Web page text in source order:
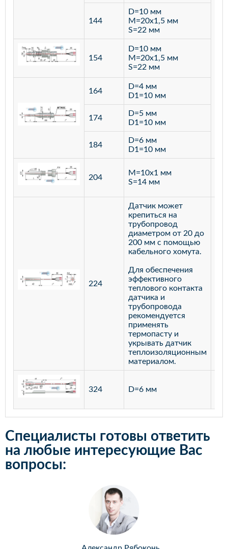
144
D=10 мм
M=20х1,5 мм
S=22 мм
154
D=10 мм
M=20х1,5 мм
S=22 мм
164
D=4 мм
D1=10 мм
174
D=5 мм
D1=10 мм
184
D=6 мм
D1=10 мм
204
M=10х1 мм
S=14 мм
224
Датчик может
крепиться на
трубопровод
диаметром от 20 до
200 мм с помощью
кабельного хомута.
Для обеспечения
эффективного
теплового контакта
датчика и
трубопровода
рекомендуется
применять
термопасту и
укрывать датчик
теплоизоляционным
материалом.
324 D=6 мм
Специалисты готовы ответить
на любые интересующие Вас
вопросы: